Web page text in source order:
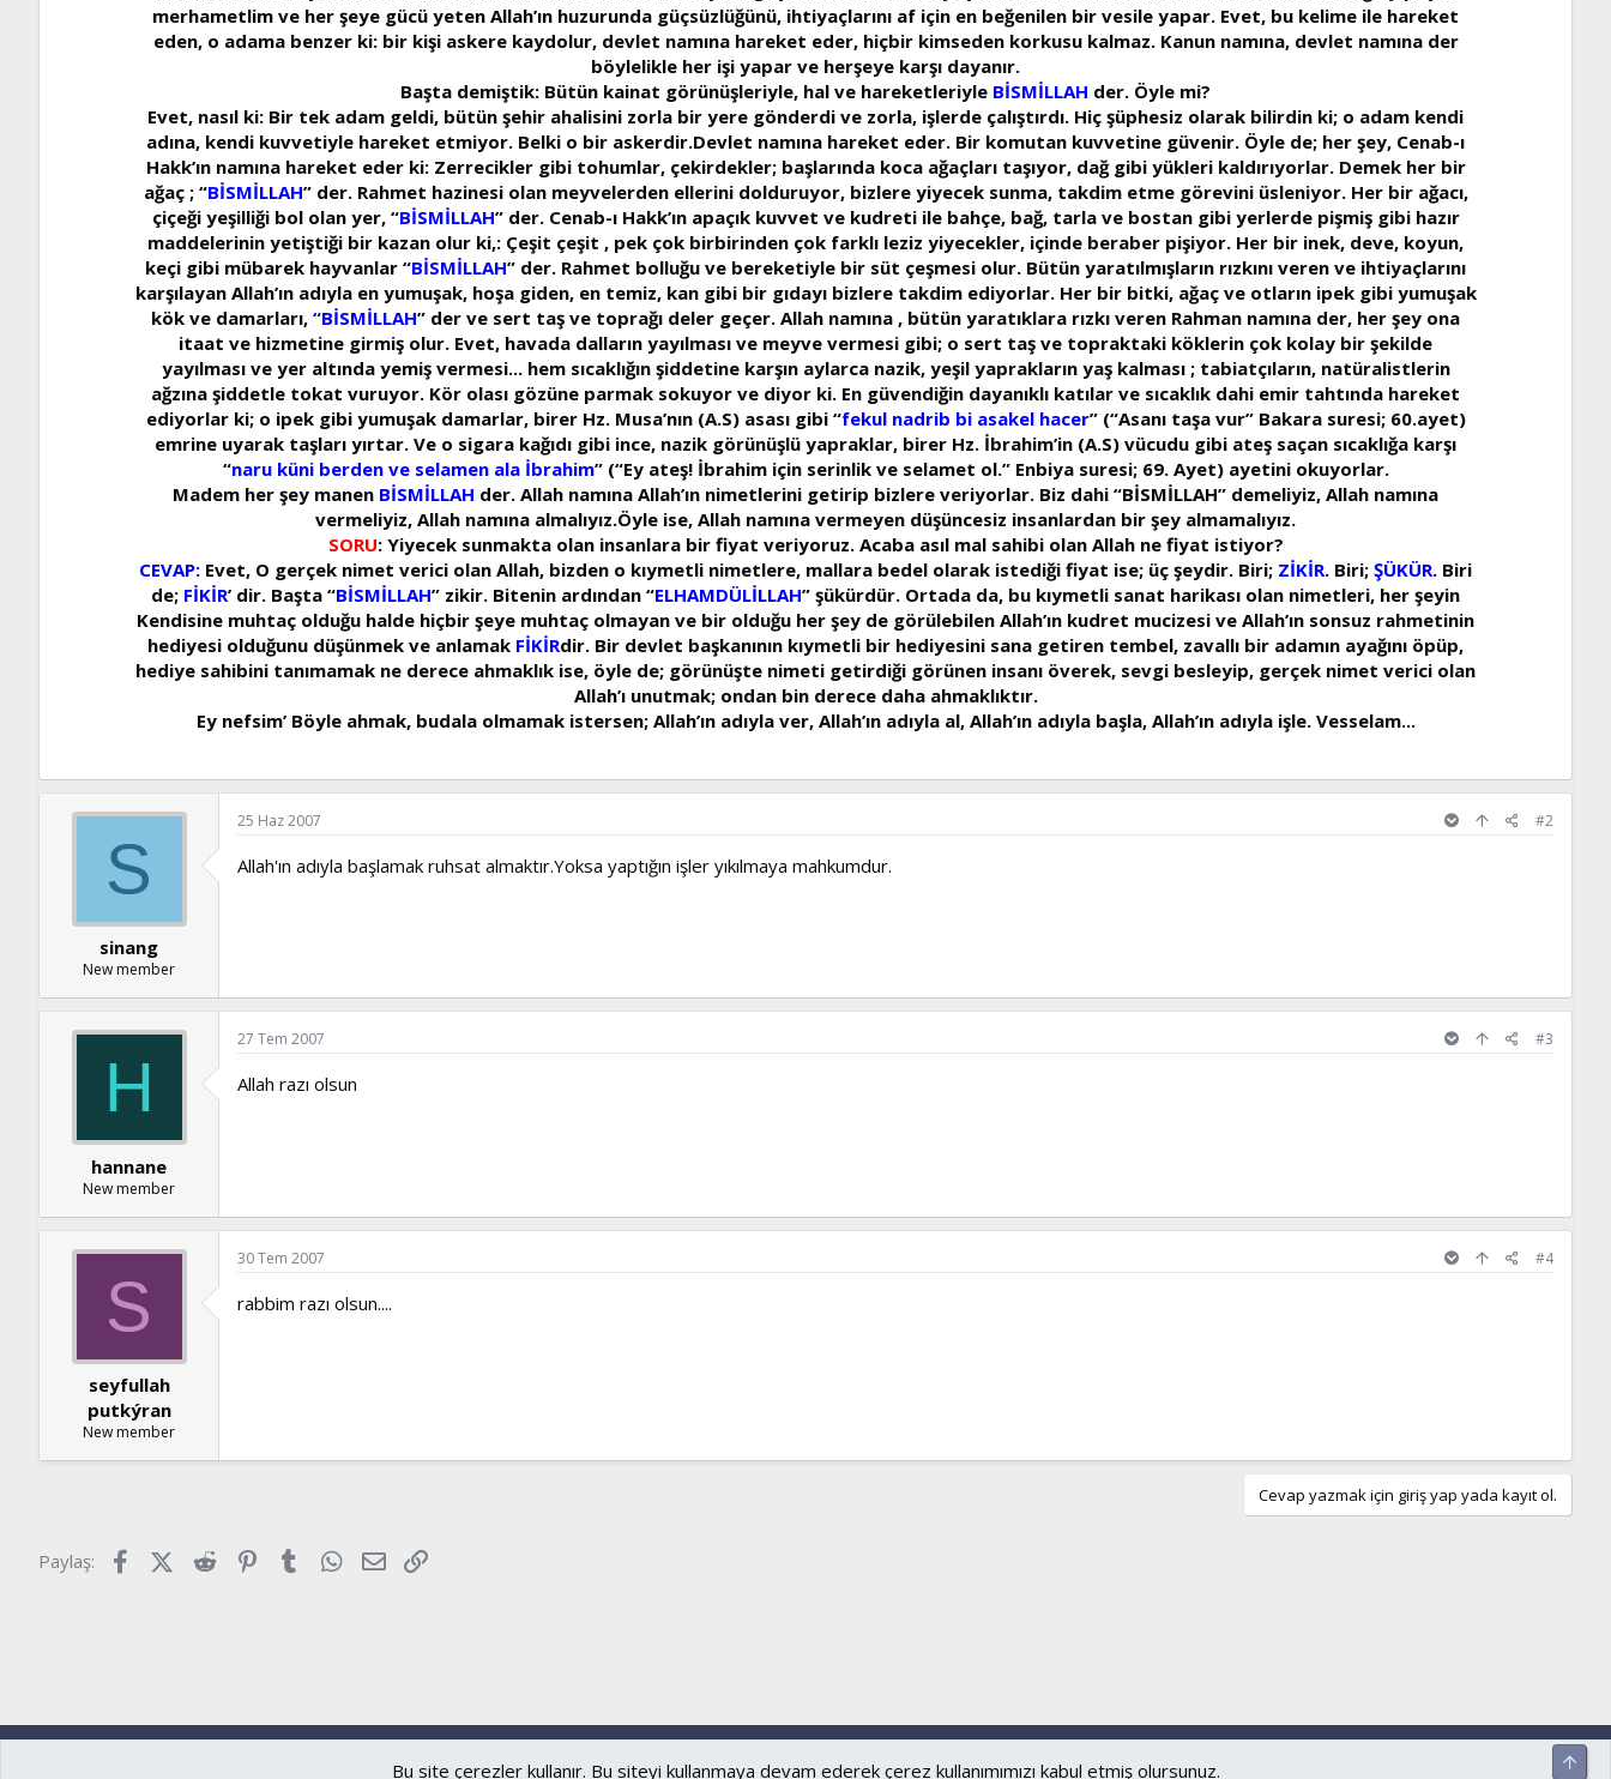
merhametlim ve her şeye gücü yeten Allah’ın huzurunda güçsüzlüğünü, ihtiyaçlarını af için en beğenilen bir vesile yapar. Evet, bu kelime ile hareket
eden, o adama benzer ki: bir kişi askere kaydolur, devlet namına hareket eder, hiçbir kimseden korkusu kalmaz. Kanun namına, devlet namına der
böylelikle her işi yapar ve herşeye karşı dayanır.
Başta demiştik: Bütün kainat görünüşleriyle, hal ve hareketleriyle BİSMİLLAH der. Öyle mi?
Evet, nasıl ki: Bir tek adam geldi, bütün şehir ahalisini zorla bir yere gönderdi ve zorla, işlerde çalıştırdı. Hiç şüphesiz olarak bilirdin ki; o adam kendi
adına, kendi kuvvetiyle hareket etmiyor. Belki o bir askerdir.Devlet namına hareket eder. Bir komutan kuvvetine güvenir. Öyle de; her şey, Cenab-ı
Hakk’ın namına hareket eder ki: Zerrecikler gibi tohumlar, çekirdekler; başlarında koca ağaçları taşıyor, dağ gibi yükleri kaldırıyorlar. Demek her bir
ağaç ; “BİSMİLLAH” der. Rahmet hazinesi olan meyvelerden ellerini dolduruyor, bizlere yiyecek sunma, takdim etme görevini üsleniyor. Her bir ağacı,
çiçeği yeşilliği bol olan yer, “BİSMİLLAH” der. Cenab-ı Hakk’ın apaçık kuvvet ve kudreti ile bahçe, bağ, tarla ve bostan gibi yerlerde pişmiş gibi hazır
maddelerinin yetiştiği bir kazan olur ki,: Çeşit çeşit , pek çok birbirinden çok farklı leziz yiyecekler, içinde beraber pişiyor. Her bir inek, deve, koyun,
keçi gibi mübarek hayvanlar “BİSMİLLAH” der. Rahmet bolluğu ve bereketiyle bir süt çeşmesi olur. Bütün yaratılmışların rızkını veren ve ihtiyaçlarını
karşılayan Allah’ın adıyla en yumuşak, hoşa giden, en temiz, kan gibi bir gıdayı bizlere takdim ediyorlar. Her bir bitki, ağaç ve otların ipek gibi yumuşak
kök ve damarları, “BİSMİLLAH” der ve sert taş ve toprağı deler geçer. Allah namına , bütün yaratıklara rızkı veren Rahman namına der, her şey ona
itaat ve hizmetine girmiş olur. Evet, havada dalların yayılması ve meyve vermesi gibi; o sert taş ve topraktaki köklerin çok kolay bir şekilde
yayılması ve yer altında yemiş vermesi... hem sıcaklığın şiddetine karşın aylarca nazik, yeşil yaprakların yaş kalması ; tabiatçıların, natüralistlerin
ağzına şiddetle tokat vuruyor. Kör olası gözüne parmak sokuyor ve diyor ki. En güvendiğin dayanıklı katılar ve sıcaklık dahi emir tahtında hareket
ediyorlar ki; o ipek gibi yumuşak damarlar, birer Hz. Musa’nın (A.S) asası gibi “fekul nadrib bi asakel hacer” (“Asanı taşa vur” Bakara suresi; 60.ayet)
emrine uyarak taşları yırtar. Ve o sigara kağıdı gibi ince, nazik görünüşlü yapraklar, birer Hz. İbrahim’in (A.S) vücudu gibi ateş saçan sıcaklığa karşı
“naru küni berden ve selamen ala İbrahim” (“Ey ateş! İbrahim için serinlik ve selamet ol.” Enbiya suresi; 69. Ayet) ayetini okuyorlar.
Madem her şey manen BİSMİLLAH der. Allah namına Allah’ın nimetlerini getirip bizlere veriyorlar. Biz dahi “BİSMİLLAH” demeliyiz, Allah namına
vermeliyiz, Allah namına almalıyız.Öyle ise, Allah namına vermeyen düşüncesiz insanlardan bir şey almamalıyız.
SORU: Yiyecek sunmakta olan insanlara bir fiyat veriyoruz. Acaba asıl mal sahibi olan Allah ne fiyat istiyor?
CEVAP: Evet, O gerçek nimet verici olan Allah, bizden o kıymetli nimetlere, mallara bedel olarak istediği fiyat ise; üç şeydir. Biri; ZİKİR. Biri; ŞÜKÜR. Biri
de; FİKİR’ dir. Başta “BİSMİLLAH” zikir. Bitenin ardından “ELHAMDÜLİLLAH” şükürdür. Ortada da, bu kıymetli sanat harikası olan nimetleri, her şeyin
Kendisine muhtaç olduğu halde hiçbir şeye muhtaç olmayan ve bir olduğu her şey de görülebilen Allah’ın kudret mucizesi ve Allah’ın sonsuz rahmetinin
hediyesi olduğunu düşünmek ve anlamak FİKİRdir. Bir devlet başkanının kıymetli bir hediyesini sana getiren tembel, zavallı bir adamın ayağını öpüp,
hediye sahibini tanımamak ne derece ahmaklık ise, öyle de; görünüşte nimeti getirdiği görünen insanı överek, sevgi besleyip, gerçek nimet verici olan
Allah’ı unutmak; ondan bin derece daha ahmaklıktır.
Ey nefsim’ Böyle ahmak, budala olmamak istersen; Allah’ın adıyla ver, Allah’ın adıyla al, Allah’ın adıyla başla, Allah’ın adıyla işle. Vesselam...
S
sinang
New member
25 Haz 2007 #2
Allah'ın adıyla başlamak ruhsat almaktır.Yoksa yaptığın işler yıkılmaya mahkumdur.
H
hannane
New member
27 Tem 2007 #3
Allah razı olsun
S
seyfullah
putkýran
New member
30 Tem 2007 #4
rabbim razı olsun....
Cevap yazmak için giriş yap yada kayıt ol.
Paylaş: FacebookX (Twitter)
Reddit PinterestTumblrWhatsApp
E-posta
R
Bu site çerezler kullanır. Bu siteyi kullanmaya devam ederek çerez kullanımımızı kabul etmiş olursunuz. Üst